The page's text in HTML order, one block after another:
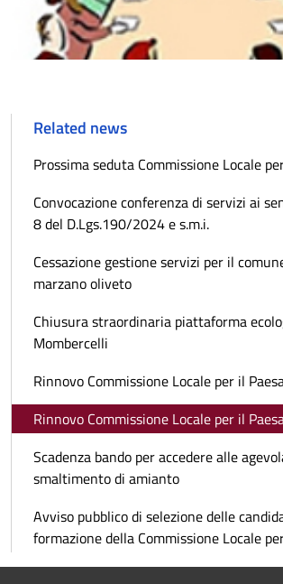
Related news
Prossima seduta Commissione Locale
Convocazione conferenza di servizi ai
8 del D.Lgs.190/2024 e s.m.i.
Cessazione gestione servizi per il
marzano oliveto
Chiusura straordinaria piattaforma
Mombercelli
Rinnovo Commissione Locale per il
Rinnovo Commissione Locale per il
Scadenza bando per accedere alle
smaltimento di amianto
Avviso pubblico di selezione delle
formazione della Commissione Locale